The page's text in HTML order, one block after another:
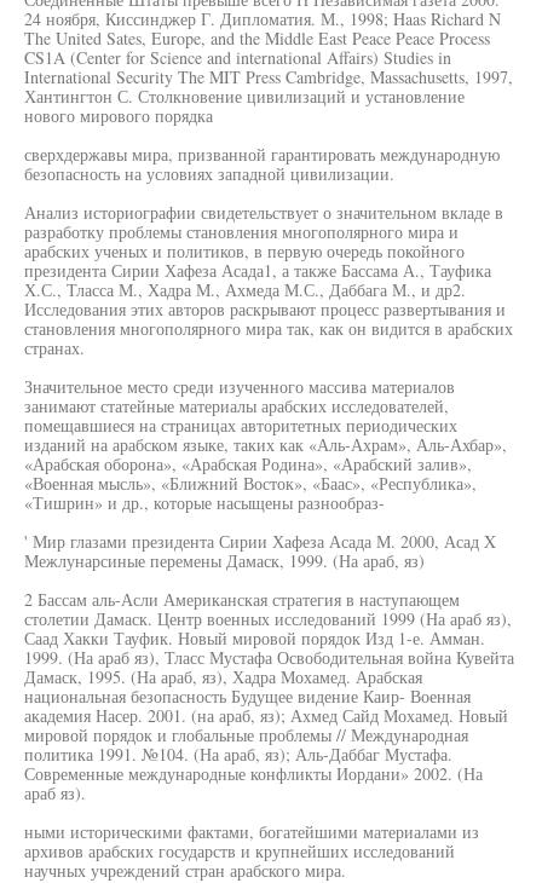
24 ноября, Киссинджер Г. Дипломатия. М., 1998; Haas Richard N
The United Sates, Europe, and the Middle East Peace Peace Process
CS1A (Center for Science and international Affairs) Studies in
International Security The MIT Press Cambridge, Massachusetts, 1997,
Хантингтон С. Столкновение цивилизаций и установление
нового мирового порядка
сверхдержавы мира, призванной гарантировать международную
безопасность на условиях западной цивилизации.
Анализ историографии свидетельствует о значительном вкладе в
разработку проблемы становления многополярного мира и
арабских ученых и политиков, в первую очередь покойного
президента Сирии Хафеза Асада1, а также Бассама А., Тауфика
Х.С., Тласса М., Хадра М., Ахмеда М.С., Даббага М., и др2.
Исследования этих авторов раскрывают процесс развертывания и
становления многополярного мира так, как он видится в арабских
странах.
Значительное место среди изученного массива материалов
занимают статейные материалы арабских исследователей,
помещавшиеся на страницах авторитетных периодических
изданий на арабском языке, таких как «Аль-Ахрам», Аль-Ахбар»,
«Арабская оборона», «Арабская Родина», «Арабский залив»,
«Военная мысль», «Ближний Восток», «Баас», «Республика»,
«Тишрин» и др., которые насыщены разнообраз-
' Мир глазами президента Сирии Хафеза Асада М. 2000, Асад X
Межлунарсиные перемены Дамаск, 1999. (На араб, яз)
2 Бассам аль-Асли Американская стратегия в наступающем
столетии Дамаск. Центр военных исследований 1999 (На араб яз),
Саад Хакки Тауфик. Новый мировой порядок Изд 1-е. Амман.
1999. (На араб яз), Тласс Мустафа Освободительная война Кувейта
Дамаск, 1995. (На араб, яз), Хадра Мохамед. Арабская
национальная безопасность Будущее видение Каир- Военная
академия Насер. 2001. (на араб, яз); Ахмед Сайд Мохамед. Новый
мировой порядок и глобальные проблемы // Международная
политика 1991. №104. (На араб, яз); Аль-Даббаг Мустафа.
Современные международные конфликты Иордани» 2002. (На
араб яз).
ными историческими фактами, богатейшими материалами из
архивов арабских государств и крупнейших исследований
научных учреждений стран арабского мира.